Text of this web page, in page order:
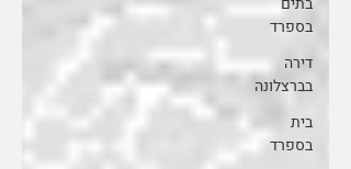
בספרד
דירה
בברצלונה
בית
בספרד